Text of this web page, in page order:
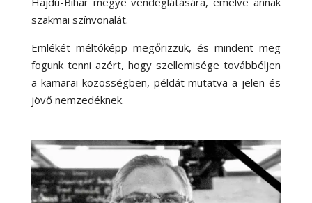
szakmai színvonalát.
Emlékét méltóképp megőrizzük, és mindent meg
fogunk tenni azért, hogy szellemisége továbbéljen
a kamarai közösségben, példát mutatva a jelen és
jövő nemzedéknek.